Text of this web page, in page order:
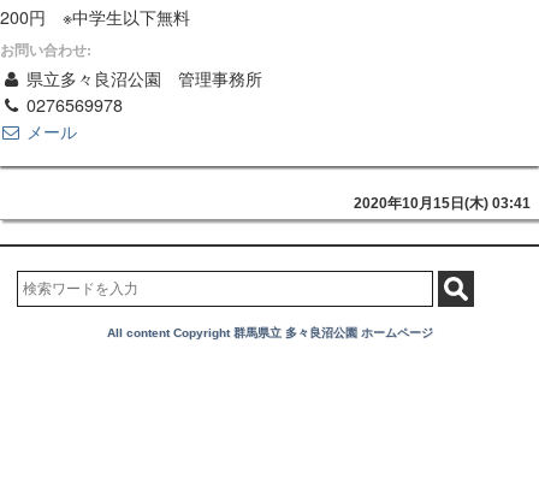
200円 ※中学生以下無料
お問い合わせ:
県立多々良沼公園 管理事務所
0276569978
メール
2020年10月15日(木) 03:41
All content Copyright 群馬県立 多々良沼公園 ホームページ